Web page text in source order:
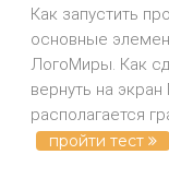
Как запустить
основные
ЛогоМиры. Как
вернуть на
располагается
пройти тест